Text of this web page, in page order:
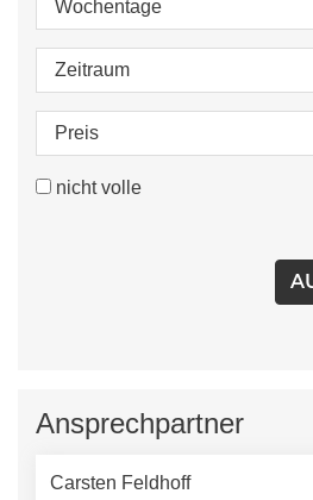
Wochentage
Zeitraum
Preis
nicht volle
Ansprechpartner
Carsten Feldhoff